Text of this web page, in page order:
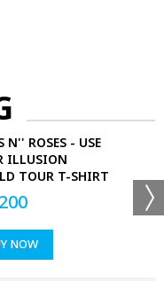
N'' ROSES - USE
ILLUSION
TOUR T-SHIRT
NOW